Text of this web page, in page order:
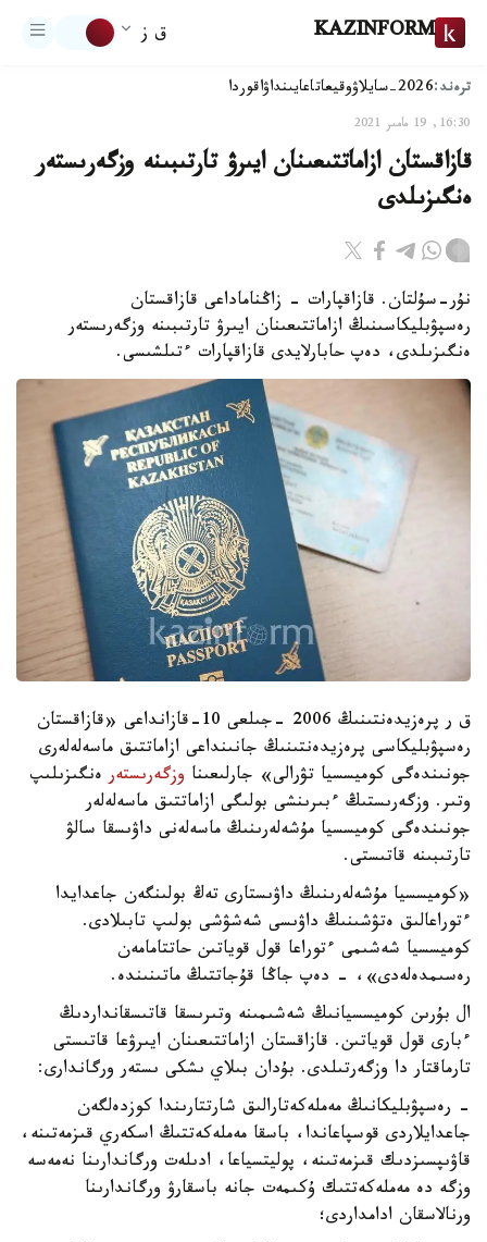
KAZINFORM ق ز
ترەند:2026-سايلاۋ وقيعاتاعايىنداۋاقوردا
16:30, 19 مامىر 2021
قازاقستان ازاماتتىعىنان ايىرۋ تارتىبىنە وزگەرىستەر
ەنگىزىلدى
نۇر-سۇلتان. قازاقپارات - زاڭناماداعى قازاقستان
رەسپۋبليكاسىنىڭ ازاماتتىعىنان ايىرۋ تارتىبىنە وزگەرىستەر
ەنگىزىلدى، دەپ حابارلايدى قازاقپارات ءتىلشىسى.
ق ر پرەزيدەنتىنىڭ 2006 -جىلعى 10-قازانداعى «قازاقستان
رەسپۋبليكاسى پرەزيدەنتىنىڭ جانىنداعى ازاماتتىق ماسەلەلەرى
جونىندەگى كوميسسيا تۋرالى» جارلىعىنا وزگەرىستەرەنگىزىلىپ
وتىر. وزگەرىستىڭ ءبىرىنشى بولىگى ازاماتتىق ماسەلەلەر
جونىندەگى كوميسسيا مۇشەلەرىنىڭ ماسەلەنى داۋىسقا سالۋ
تارتىبىنە قاتىستى.
«كوميسسيا مۇشەلەرىنىڭ داۋىستارى تەڭ بولىنگەن جاعدايدا
ءتوراعالىق ەتۋشىنىڭ داۋىسى شەشۋشى بولىپ تابىلادى.
كوميسسيا شەشىمى ءتوراعا قول قوياتىن حاتتامامەن
رەسىمدەلەدى»، - دەپ جاڭا قۇجاتتىڭ ماتىنىندە.
ال بۇرىن كوميسسيانىڭ شەشىمىنە وتىرىسقا قاتىسقانداردىڭ
ءبارى قول قوياتىن. قازاقستان ازاماتتىعىنان ايىرۋعا قاتىستى
تارماقتار دا وزگەرتىلدى. بۇدان بىلاي ىشكى ىستەر ورگاندارى:
- رەسپۋبليكانىڭ مەملەكەتارالىق شارتتارىندا كوزدەلگەن
جاعدايلاردى قوسپاعاندا، باسقا مەملەكەتتىڭ اسكەري قىزمەتىنە،
قاۋىپسىزدىك قىزمەتىنە، پوليتسياعا، ادىلەت ورگاندارىنا نەمەسە
وزگە دە مەملەكەتتىك ۇكىمەت جانە باسقارۋ ورگاندارىنا
ورنالاسقان ادامداردى؛